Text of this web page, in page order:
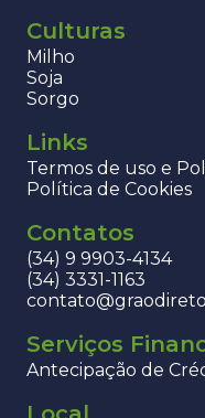
Culturas
Milho
Soja
Sorgo
Links
Termos de uso e
Política de Cookies
Contatos
(34) 9 9903-4134
(34) 3331-1163
Serviços
Antecipação de